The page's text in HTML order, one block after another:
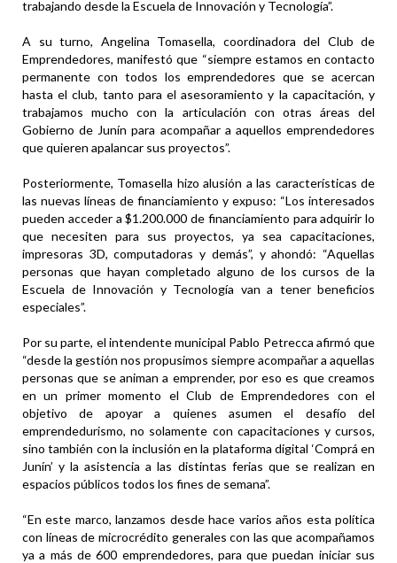
trabajando desde la Escuela de Innovación y Tecnología”.
A su turno, Angelina Tomasella, coordinadora del Club de
Emprendedores, manifestó que “siempre estamos en contacto
permanente con todos los emprendedores que se acercan
hasta el club, tanto para el asesoramiento y la capacitación, y
trabajamos mucho con la articulación con otras áreas del
Gobierno de Junín para acompañar a aquellos emprendedores
que quieren apalancar sus proyectos”.
Posteriormente, Tomasella hizo alusión a las características de
las nuevas líneas de financiamiento y expuso: “Los interesados
pueden acceder a $1.200.000 de financiamiento para adquirir lo
que necesiten para sus proyectos, ya sea capacitaciones,
impresoras 3D, computadoras y demás”, y ahondó: “Aquellas
personas que hayan completado alguno de los cursos de la
Escuela de Innovación y Tecnología van a tener beneficios
especiales”.
Por su parte, el intendente municipal Pablo Petrecca afirmó que
“desde la gestión nos propusimos siempre acompañar a aquellas
personas que se animan a emprender, por eso es que creamos
en un primer momento el Club de Emprendedores con el
objetivo de apoyar a quienes asumen el desafío del
emprendedurismo, no solamente con capacitaciones y cursos,
sino también con la inclusión en la plataforma digital ‘Comprá en
Junín’ y la asistencia a las distintas ferias que se realizan en
espacios públicos todos los fines de semana”.
“En este marco, lanzamos desde hace varios años esta política
con líneas de microcrédito generales con las que acompañamos
ya a más de 600 emprendedores, para que puedan iniciar sus